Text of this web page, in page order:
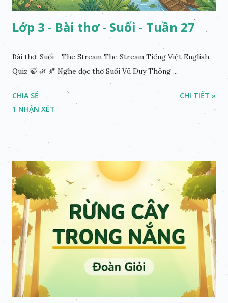
Lớp 3 - Bài thơ - Suối - Tuần 27
Bài thơ: Suối - The Stream The Stream Tiếng Việt English
Quiz 🍃 🌿 🍂 Nghe đọc thơ Suối Vũ Duy Thông ...
CHIA SẺ
1 NHẬN XÉT
CHI TIẾT »